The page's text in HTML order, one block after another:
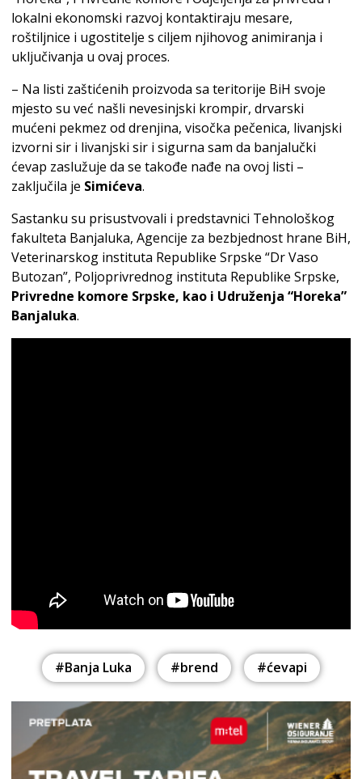
lokalni ekonomski razvoj kontaktiraju mesare,
roštiljnice i ugostitelje s ciljem njihovog animiranja i
uključivanja u ovaj proces.
– Na listi zaštićenih proizvoda sa teritorije BiH svoje
mjesto su već našli nevesinjski krompir, drvarski
mućeni pekmez od drenjina, visočka pečenica, livanjski
izvorni sir i livanjski sir i sigurna sam da banjalučki
ćevap zaslužuje da se takođe nađe na ovoj listi –
zaključila je Simićeva.
Sastanku su prisustvovali i predstavnici Tehnološkog
fakulteta Banjaluka, Agencije za bezbjednost hrane BiH,
Veterinarskog instituta Republike Srpske “Dr Vaso
Butozan”, Poljoprivrednog instituta Republike Srpske,
Privredne komore Srpske, kao i Udruženja “Horeka”
Banjaluka.
#Banja Luka #brend #ćevapi